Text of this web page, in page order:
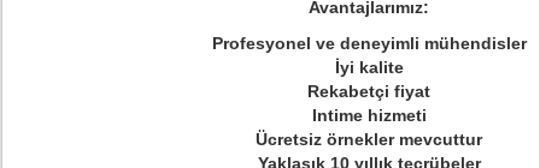
Avantajlarımız:
Profesyonel ve deneyimli mühendisler
İyi kalite
Rekabetçi fiyat
Intime hizmeti
Ücretsiz örnekler mevcuttur
Yaklaşık 10 yıllık tecrübeler